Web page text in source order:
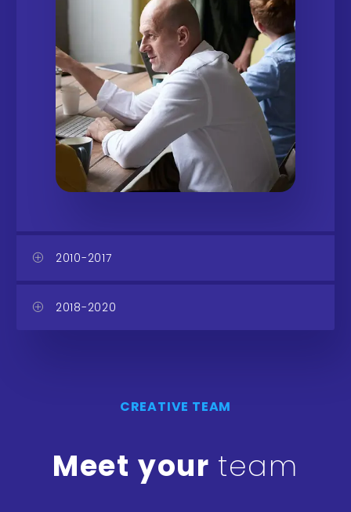
2010-2017
2018-2020
CREATIVE TEAM
Meet your team